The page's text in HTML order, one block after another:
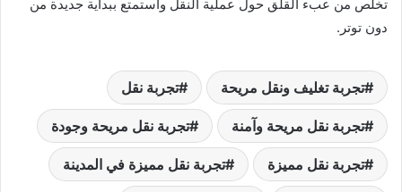
تخلص من عبء القلق حول عملية النقل واستمتع ببداية جديدة من
دون توتر.
تجربة تغليف ونقل مريحة تجربة نقل
تجربة نقل مريحة وآمنة تجربة نقل مريحة وجودة
تجربة نقل مميزة تجربة نقل مميزة في المدينة